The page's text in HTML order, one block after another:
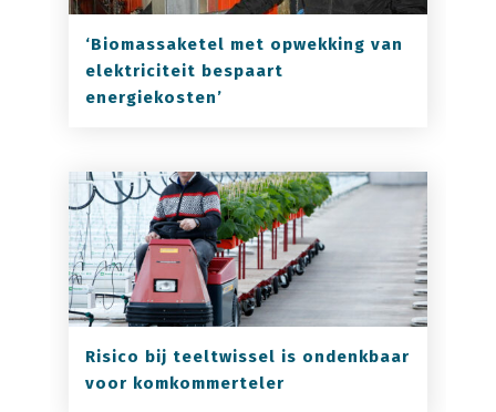
‘Biomassaketel met opwekking van
elektriciteit bespaart
energiekosten’
Risico bij teeltwissel is ondenkbaar
voor komkommerteler